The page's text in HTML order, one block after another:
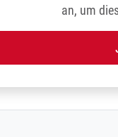
an, um